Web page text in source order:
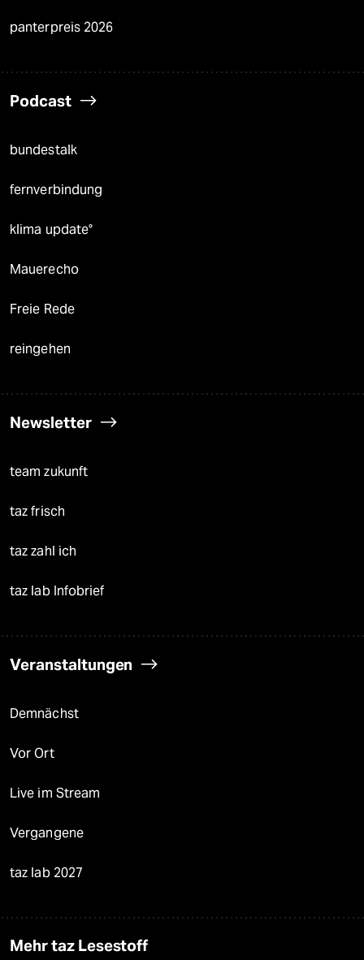
panterpreis 2026
Podcast
bundestalk
fernverbindung
klima update°
Mauerecho
Freie Rede
reingehen
Newsletter
team zukunft
taz frisch
taz zahl ich
taz lab Infobrief
Veranstaltungen
Demnächst
Vor Ort
Live im Stream
Vergangene
taz lab 2027
Mehr taz Lesestoff